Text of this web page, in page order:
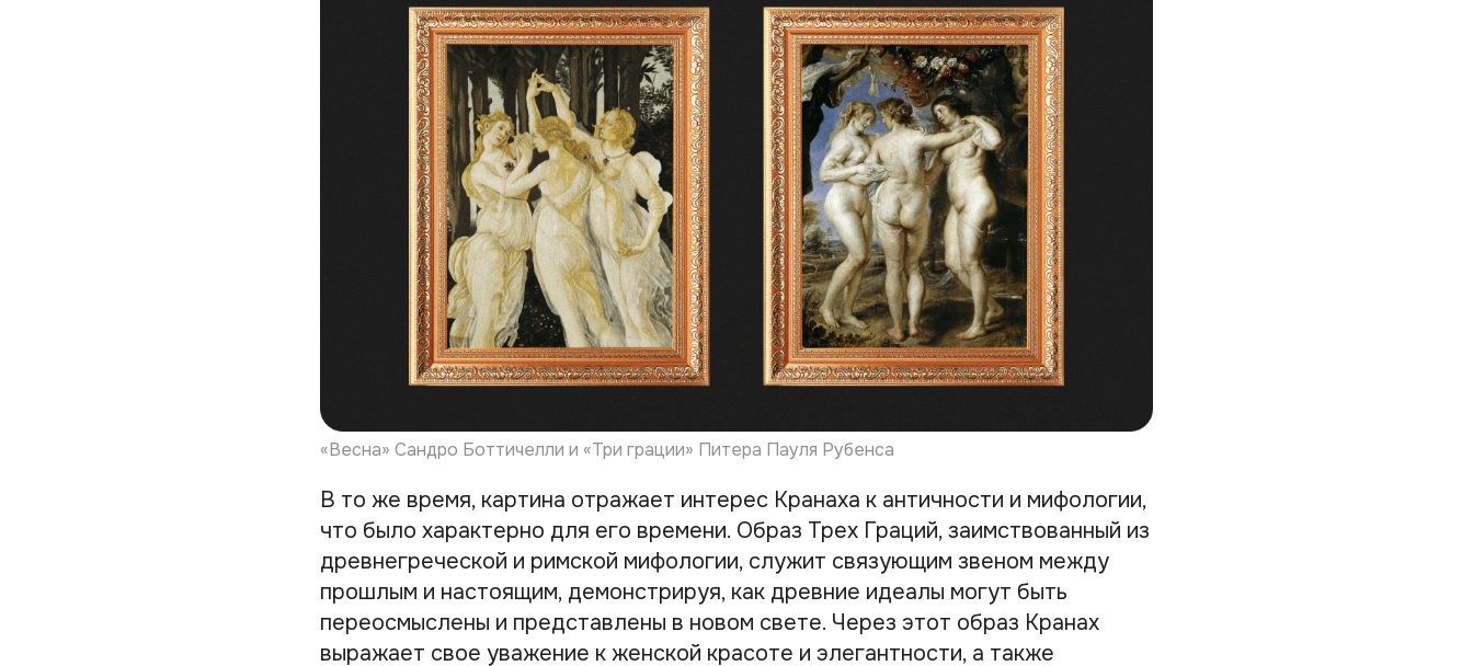
«Весна» Сандро Боттичелли и «Три грации» Питера Пауля Рубенса
В то же время, картина отражает интерес Кранаха к античности и мифологии,
что было характерно для его времени. Образ Трех Граций, заимствованный из
древнегреческой и римской мифологии, служит связующим звеном между
прошлым и настоящим, демонстрируя, как древние идеалы могут быть
переосмыслены и представлены в новом свете. Через этот образ Кранах
выражает свое уважение к женской красоте и элегантности, а также